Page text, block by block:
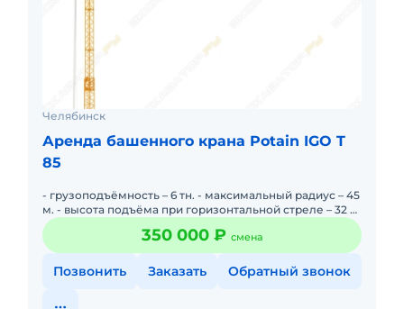
Челябинск
Аренда башенного крана Potain IGO T
85
- грузоподъёмность – 6 тн. - максимальный радиус – 45
м. - высота подъёма при горизонтальной стреле – 32 м.
- высота подьёма при поднятой стреле на 30 гра
350 000 ₽ смена
Позвонить Заказать Обратный звонок